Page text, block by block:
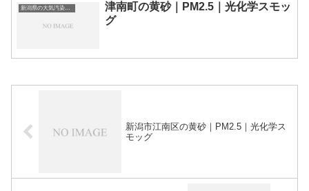
新潟県の大気汚染・PM2.5・黄砂・エアロゾルの数値
津南町の黄砂｜PM2.5｜光化学スモッ
グ
新潟市江南区の黄砂｜PM2.5｜光化学ス
モッグ